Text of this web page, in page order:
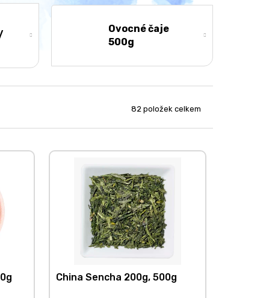
Ovocné čaje
500g
82 položek celkem
China Sencha 200g, 500g